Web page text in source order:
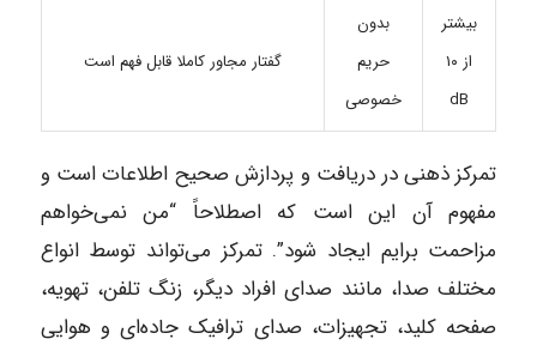
بیشتر
از ۱۰
dB
بدون
حریم
خصوصی
گفتار مجاور کاملا قابل فهم است
تمرکز ذهنی در دریافت و پردازش صحیح اطلاعات است و
مفهوم آن این است که اصطلاحاً “من نمی‌خواهم
مزاحمت برایم ایجاد شود”. تمرکز می‌تواند توسط انواع
مختلف صدا، مانند صدای افراد دیگر، زنگ تلفن، تهویه،
صفحه کلید، تجهیزات، صدای ترافیک جاده‌ای و هوایی